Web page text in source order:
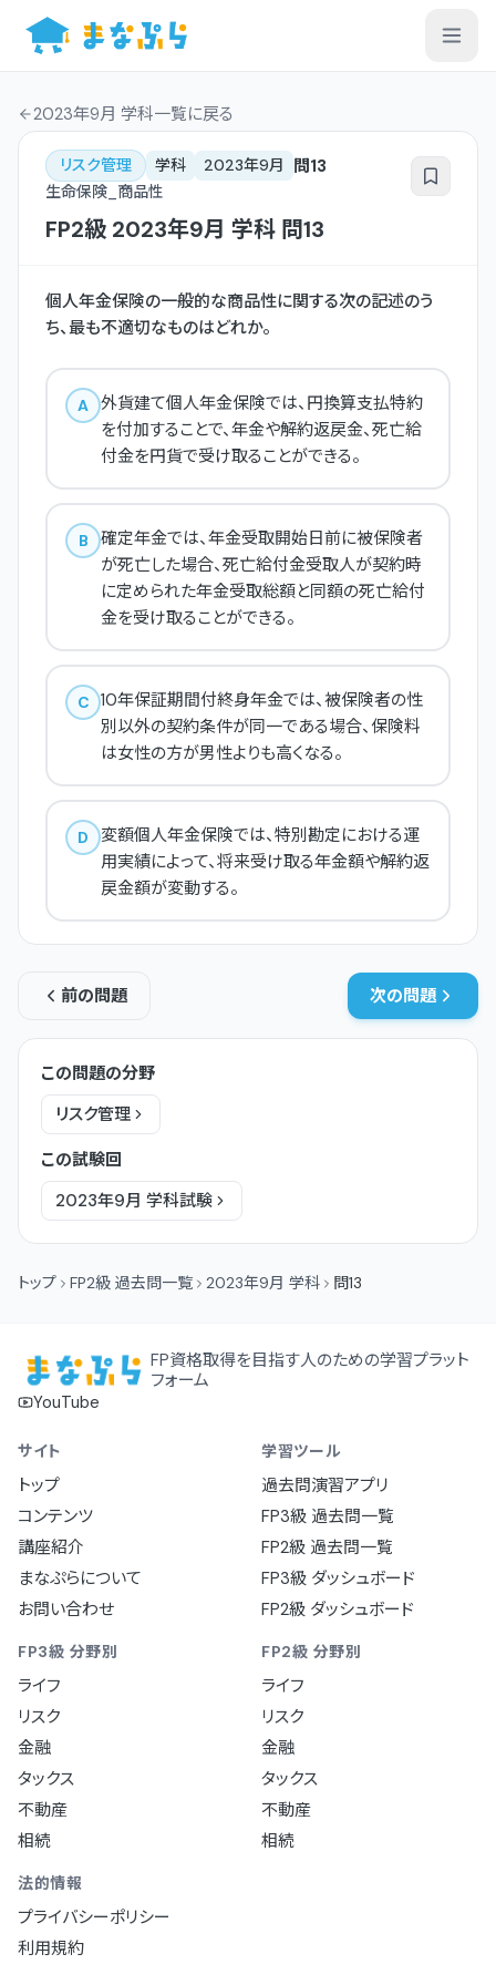
2023年9月 学科一覧に戻る
リスク管理 学科 2023年9月 問13
生命保険_商品性
FP2級 2023年9月 学科 問13
個人年金保険の一般的な商品性に関する次の記述のう
ち、最も不適切なものはどれか。
A
外貨建て個人年金保険では、円換算支払特約
を付加することで、年金や解約返戻金、死亡給
付金を円貨で受け取ることができる。
B
確定年金では、年金受取開始日前に被保険者
が死亡した場合、死亡給付金受取人が契約時
に定められた年金受取総額と同額の死亡給付
金を受け取ることができる。
C
10年保証期間付終身年金では、被保険者の性
別以外の契約条件が同一である場合、保険料
は女性の方が男性よりも高くなる。
D
変額個人年金保険では、特別勘定における運
用実績によって、将来受け取る年金額や解約返
戻金額が変動する。
前の問題 次の問題
この問題の分野
リスク管理
この試験回
2023年9月 学科試験
トップ FP2級 過去問一覧 2023年9月 学科 問13
FP資格取得を目指す人のための学習プラット
フォーム
YouTube
サイト
トップ
コンテンツ
講座紹介
まなぷらについて
お問い合わせ
学習ツール
過去問演習アプリ
FP3級 過去問一覧
FP2級 過去問一覧
FP3級 ダッシュボード
FP2級 ダッシュボード
FP3級 分野別
ライフ
リスク
金融
タックス
不動産
相続
FP2級 分野別
ライフ
リスク
金融
タックス
不動産
相続
法的情報
プライバシーポリシー
利用規約